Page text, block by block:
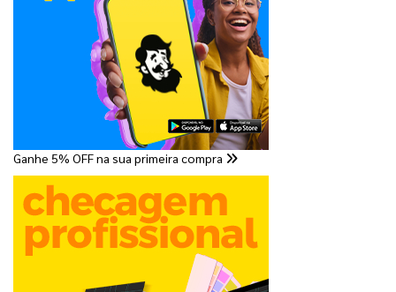
Ganhe 5% OFF na sua primeira compra